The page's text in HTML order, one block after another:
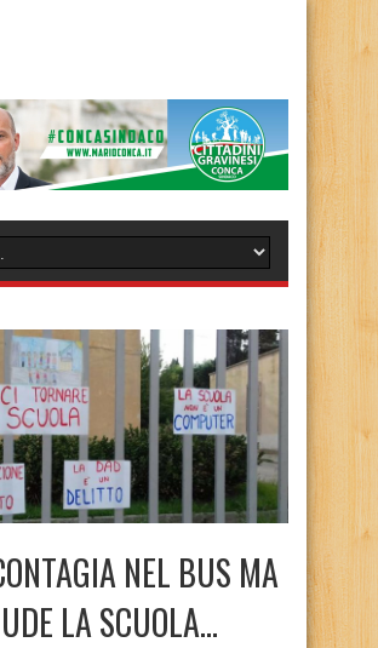
NEL BUS MA
LA SCUOLA…